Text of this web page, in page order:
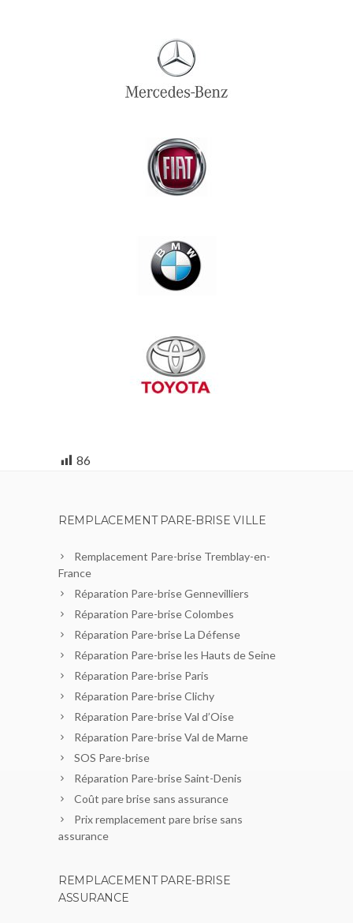
86
REMPLACEMENT PARE-BRISE VILLE
Remplacement Pare-brise Tremblay-en-
France
Réparation Pare-brise Gennevilliers
Réparation Pare-brise Colombes
Réparation Pare-brise La Défense
Réparation Pare-brise les Hauts de Seine
Réparation Pare-brise Paris
Réparation Pare-brise Clichy
Réparation Pare-brise Val d’Oise
Réparation Pare-brise Val de Marne
SOS Pare-brise
Réparation Pare-brise Saint-Denis
Coût pare brise sans assurance
Prix remplacement pare brise sans
assurance
REMPLACEMENT PARE-BRISE
ASSURANCE